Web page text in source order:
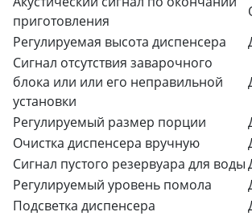
приготовления
Регулируемая высота диспенсера
Сигнал отсутствия заварочного
блока или или его неправильной
установки
Регулируемый размер порции
Очистка диспенсера вручную
Сигнал пустого резервуара для воды
Регулируемый уровень помола
Подсветка диспенсера